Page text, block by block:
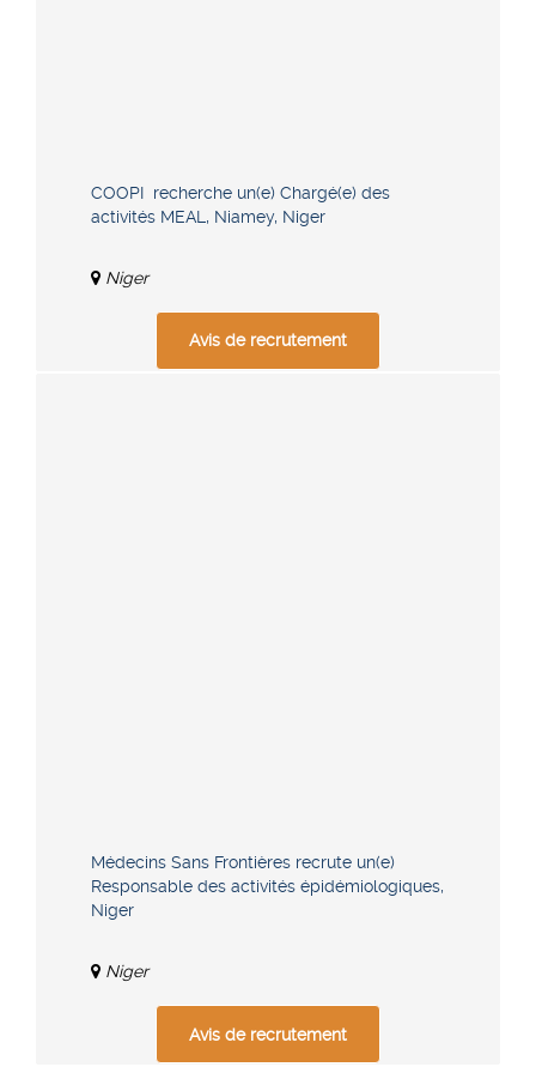
COOPI recherche un(e) Chargé(e) des
activités MEAL, Niamey, Niger
Niger
Avis de recrutement
Médecins Sans Frontières recrute un(e)
Responsable des activités épidémiologiques,
Niger
Niger
Avis de recrutement